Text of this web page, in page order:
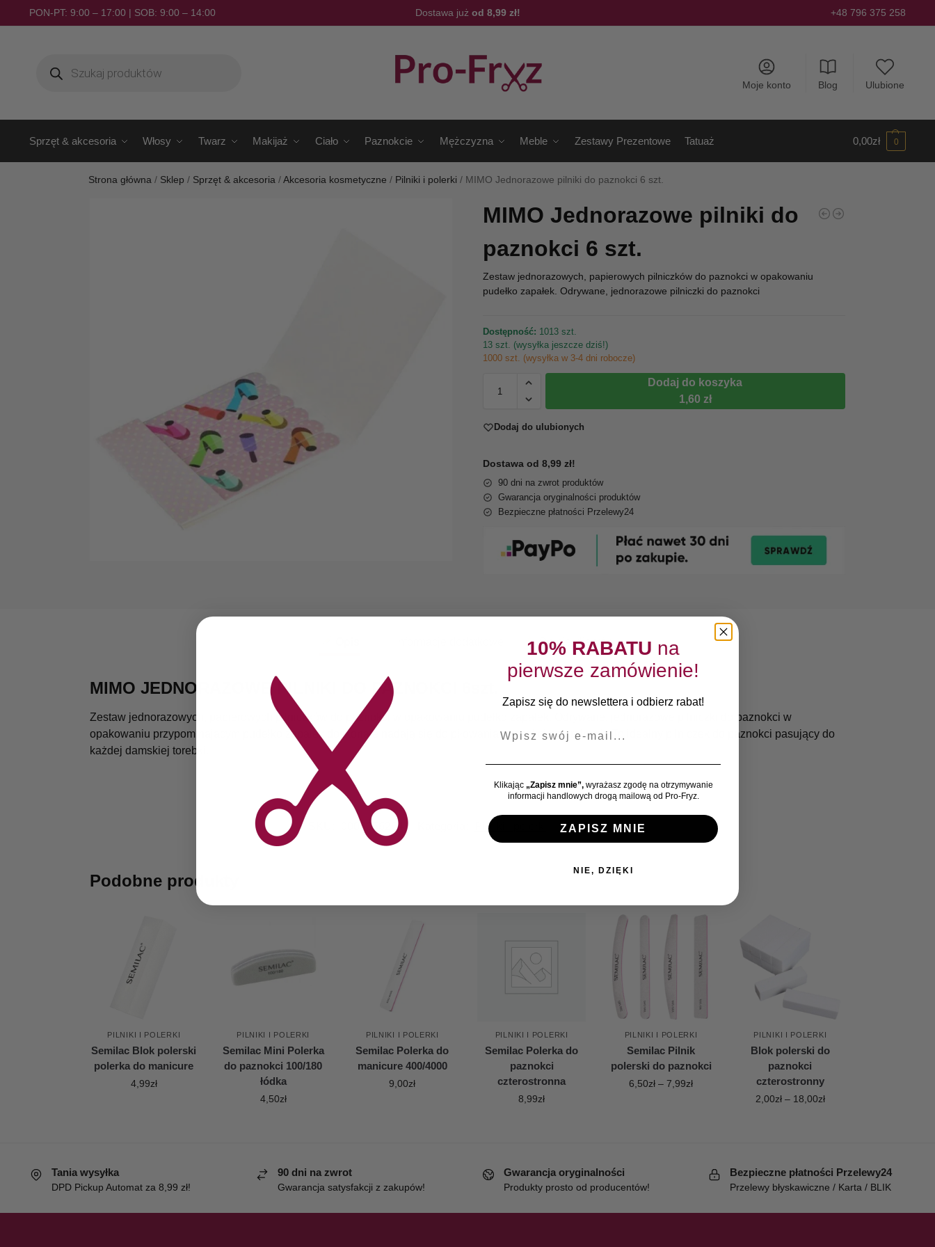
PON-PT: 9:00 – 17:00 | SOB: 9:00 – 14:00 Dostawa już od 8,99 zł! +48 796 375 258
Moje konto Blog Ulubione
Sprzęt & akcesoria Włosy Twarz Makijaż Ciało Paznokcie Mężczyzna Meble Zestawy Prezentowe Tatuaż 0,00zł 0
Strona główna / Sklep / Sprzęt & akcesoria /Akcesoria kosmetyczne / Pilniki i polerki / MIMO Jednorazowe pilniki do paznokci 6 szt.
MIMO Jednorazowe pilniki do
paznokci 6 szt.
Zestaw jednorazowych, papierowych pilniczków do paznokci w opakowaniu
pudełko zapałek. Odrywane, jednorazowe pilniczki do paznokci
Dostępność: 1013 szt.
13 szt. (wysyłka jeszcze dziś!)
1000 szt. (wysyłka w 3-4 dni robocze)
Dodaj do koszyka
1,60 zł
Dodaj do ulubionych
Dostawa od 8,99 zł!
90 dni na zwrot produktów
Gwarancja oryginalności produktów
Bezpieczne płatności Przelewy24
Opinie klientów
MIMO JEDNORAZOWE PILNIKI DO PAZNOKCI 6szt.
Zestaw jednorazowych, papierowych pilniczków do paznokci w opakowaniu pudełko zapałek. Odrywane, jednorazowe pilniczki do paznokci w
opakowaniu przypominającym pudełko zapałek doskonale nadają się do piłowania paznokci naturalnych. To idealny pilniczek do paznokci pasujący do
każdej damskiej torebki.
0000056264 Pilniki i polerki Marka: Mimo
Podobne produkty
PILNIKI I POLERKI
Semilac Blok polerski
polerka do manicure
4,99zł
PILNIKI I POLERKI
Semilac Mini Polerka
do paznokci 100/180
łódka
4,50zł
PILNIKI I POLERKI
Semilac Polerka do
manicure 400/4000
9,00zł
PILNIKI I POLERKI
Semilac Polerka do
paznokci
czterostronna
8,99zł
PILNIKI I POLERKI
Semilac Pilnik
polerski do paznokci
6,50zł – 7,99zł
PILNIKI I POLERKI
Blok polerski do
paznokci
czterostronny
2,00zł – 18,00zł
Tania wysyłka
DPD Pickup Automat za 8,99 zł!
90 dni na zwrot
Gwarancja satysfakcji z zakupów!
Gwarancja oryginalności
Produkty prosto od producentów!
Bezpieczne płatności Przelewy24
Przelewy błyskawiczne / Karta / BLIK
10% RABATU na
pierwsze zamówienie!
Zapisz się do newslettera i odbierz rabat!
Klikając „Zapisz mnie”,wyrażasz zgodę na otrzymywanie
informacji handlowych drogą mailową od Pro-Fryz.
ZAPISZ MNIE
NIE, DZIĘKI